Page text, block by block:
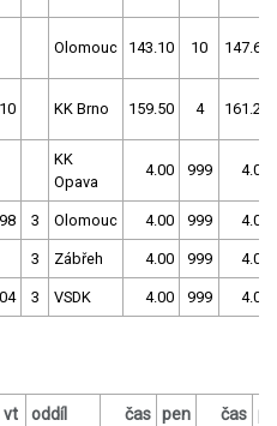
Olomouc 143.10 10 147.60
KK Brno 159.50 4 161.20
KK
Opava
4.00 999 4.00
3 Olomouc 4.00 999 4.00
3 Zábřeh 4.00 999 4.00
3 VSDK 4.00 999 4.00
vt oddíl čas pen čas